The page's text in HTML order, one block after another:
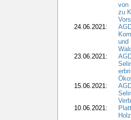
von
zu
24.06.2021:
und
23.06.2021:
15.06.2021:
10.06.2021: